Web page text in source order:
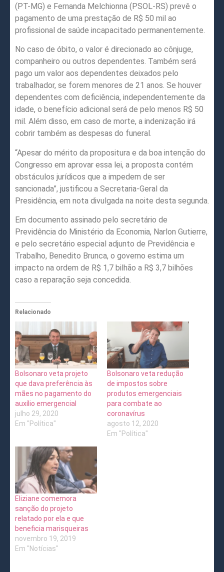
(PT-MG) e Fernanda Melchionna (PSOL-RS) prevê o
pagamento de uma prestação de R$ 50 mil ao
profissional de saúde incapacitado permanentemente.
No caso de óbito, o valor é direcionado ao cônjuge,
companheiro ou outros dependentes. Também será
pago um valor aos dependentes deixados pelo
trabalhador, se forem menores de 21 anos. Se houver
dependentes com deficiência, independentemente da
idade, o benefício adicional será de pelo menos R$ 50
mil. Além disso, em caso de morte, a indenização irá
cobrir também as despesas do funeral.
“Apesar do mérito da propositura e da boa intenção do
Congresso em aprovar essa lei, a proposta contém
obstáculos jurídicos que a impedem de ser
sancionada”, justificou a Secretaria-Geral da
Presidência, em nota divulgada na noite desta segunda.
Em documento assinado pelo secretário de
Previdência do Ministério da Economia, Narlon Gutierre,
e pelo secretário especial adjunto de Previdência e
Trabalho, Benedito Brunca, o governo estima um
impacto na ordem de R$ 1,7 bilhão a R$ 3,7 bilhões
caso a reparação seja concedida.
Relacionado
Bolsonaro veta projeto
que dava preferência às
mães no pagamento do
auxílio emergencial
julho 29, 2020
Em "Política"
Bolsonaro veta redução
de impostos sobre
produtos emergenciais
para combate ao
coronavírus
agosto 12, 2020
Em "Política"
Eliziane comemora
sanção do projeto
relatado por ela e que
beneficia marisqueiras
novembro 19, 2019
Em "Notícias"